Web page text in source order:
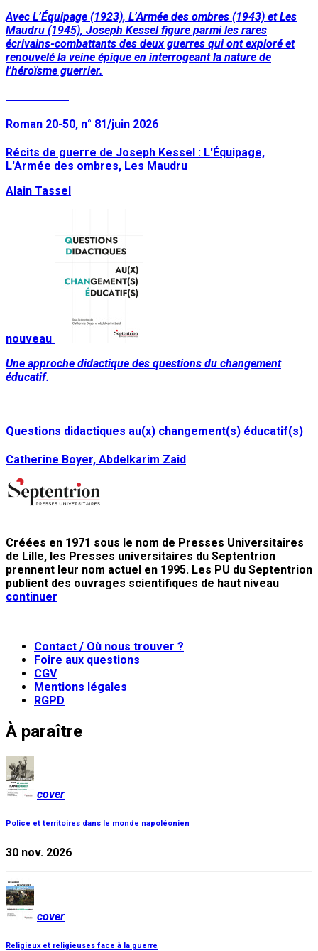
Avec L’Équipage (1923), L’Armée des ombres (1943) et Les
Maudru (1945), Joseph Kessel figure parmi les rares
écrivains-combattants des deux guerres qui ont exploré et
renouvelé la veine épique en interrogeant la nature de
l’héroïsme guerrier.
Roman 20-50, n° 81/juin 2026
Récits de guerre de Joseph Kessel : L'Équipage,
L'Armée des ombres, Les Maudru
Alain Tassel
nouveau
Une approche didactique des questions du changement
éducatif.
Questions didactiques au(x) changement(s) éducatif(s)
Catherine Boyer, Abdelkarim Zaid
Créées en 1971 sous le nom de Presses Universitaires
de Lille, les Presses universitaires du Septentrion
prennent leur nom actuel en 1995. Les PU du Septentrion
publient des ouvrages scientifiques de haut niveau
continuer
Contact / Où nous trouver ?
Foire aux questions
CGV
Mentions légales
RGPD
À paraître
cover
Police et territoires dans le monde napoléonien
30 nov. 2026
cover
Religieux et religieuses face à la guerre